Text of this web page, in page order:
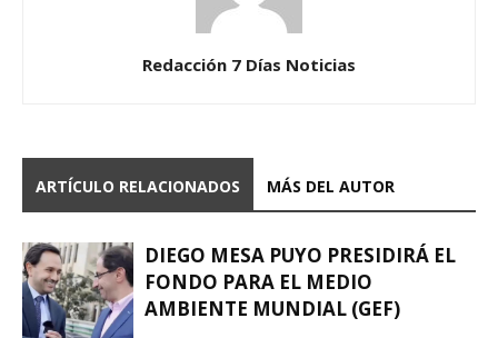
Redacción 7 Días Noticias
ARTÍCULO RELACIONADOS MÁS DEL AUTOR
DIEGO MESA PUYO PRESIDIRÁ EL
FONDO PARA EL MEDIO
AMBIENTE MUNDIAL (GEF)